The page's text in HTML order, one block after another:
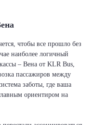
чтобы все прошло без
наиболее логичный
– Вена от KLR Bus,
пассажиров между
заботы, где ваша
ориентиром на